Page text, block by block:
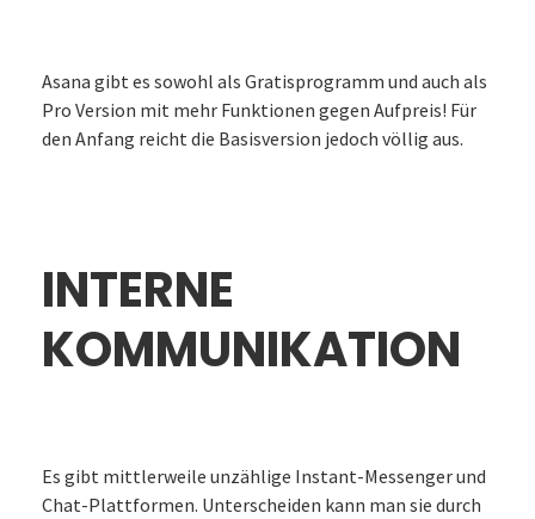
Asana gibt es sowohl als Gratisprogramm und auch als
Pro Version mit mehr Funktionen gegen Aufpreis! Für
den Anfang reicht die Basisversion jedoch völlig aus.
INTERNE
KOMMUNIKATION
Es gibt mittlerweile unzählige Instant-Messenger und
Chat-Plattformen. Unterscheiden kann man sie durch